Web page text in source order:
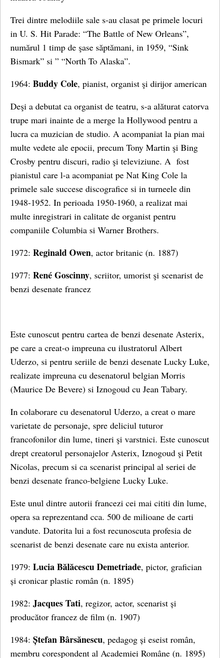
Trei dintre melodiile sale s-au clasat pe primele locuri
in U. S. Hit Parade: “The Battle of New Orleans”,
numărul 1 timp de şase săptămani, in 1959, “Sink
Bismark” si ” “North To Alaska”.
1964: Buddy Cole, pianist, organist şi dirijor american
Deşi a debutat ca organist de teatru, s-a alăturat catorva
trupe mari inainte de a merge la Hollywood pentru a
lucra ca muzician de studio. A acompaniat la pian mai
multe vedete ale epocii, precum Tony Martin şi Bing
Crosby pentru discuri, radio şi televiziune. A fost
pianistul care l-a acompaniat pe Nat King Cole la
primele sale succese discografice si in turneele din
1948-1952. In perioada 1950-1960, a realizat mai
multe inregistrari in calitate de organist pentru
companiile Columbia si Warner Brothers.
1972: Reginald Owen, actor britanic (n. 1887)
1977: René Goscinny, scriitor, umorist şi scenarist de
benzi desenate francez
Este cunoscut pentru cartea de benzi desenate Asterix,
pe care a creat-o impreuna cu ilustratorul Albert
Uderzo, si pentru seriile de benzi desenate Lucky Luke,
realizate impreuna cu desenatorul belgian Morris
(Maurice De Bevere) si Iznogoud cu Jean Tabary.
In colaborare cu desenatorul Uderzo, a creat o mare
varietate de personaje, spre deliciul tuturor
francofonilor din lume, tineri şi varstnici. Este cunoscut
drept creatorul personajelor Asterix, Iznogoud şi Petit
Nicolas, precum si ca scenarist principal al seriei de
benzi desenate franco-belgiene Lucky Luke.
Este unul dintre autorii francezi cei mai cititi din lume,
opera sa reprezentand cca. 500 de milioane de carti
vandute. Datorita lui a fost recunoscuta profesia de
scenarist de benzi desenate care nu exista anterior.
1979: Lucia Bălăcescu Demetriade, pictor, grafician
și cronicar plastic român (n. 1895)
1982: Jacques Tati, regizor, actor, scenarist și
producător francez de film (n. 1907)
1984: Ștefan Bârsănescu, pedagog și eseist român,
membru corespondent al Academiei Române (n. 1895)